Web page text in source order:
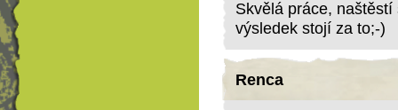
Skvělá práce,
výsledek stojí za to;-)
Renca